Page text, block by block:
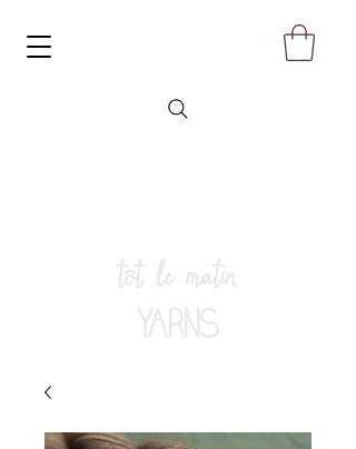
tôt le matin
YARNS